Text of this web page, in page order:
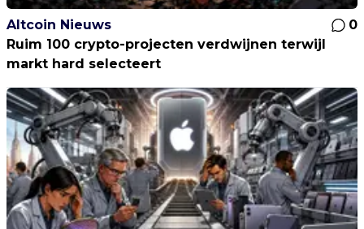
Altcoin Nieuws
0
Ruim 100 crypto-projecten verdwijnen terwijl
markt hard selecteert